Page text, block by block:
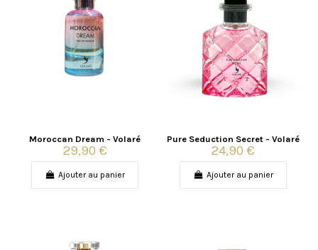
Moroccan Dream - Volaré
29,90 €
Ajouter au panier
Pure Seduction Secret - Volaré
24,90 €
Ajouter au panier